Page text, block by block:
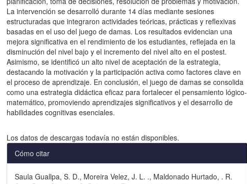
La intervención se desarrolló durante 14 días mediante sesiones
estructuradas que integraron actividades teóricas, prácticas y reflexivas
basadas en el uso del juego de damas. Los resultados evidencian una
mejora significativa en el rendimiento de los estudiantes, reflejada en la
disminución del nivel bajo y el incremento del nivel alto en el postest.
Asimismo, se identificó un alto nivel de aceptación de la estrategia,
destacando la motivación y la participación activa como factores clave en
el proceso de aprendizaje. En conclusión, el juego de damas se consolida
como una estrategia didáctica eficaz para fortalecer el pensamiento lógico-
matemático, promoviendo aprendizajes significativos y el desarrollo de
habilidades cognitivas esenciales.
Los datos de descargas todavía no están disponibles.
Detalles
del
Cómo citar
Saula Guallpa, S. D., Moreira Velez, J. L. ., Maldonado Hurtado, . R.